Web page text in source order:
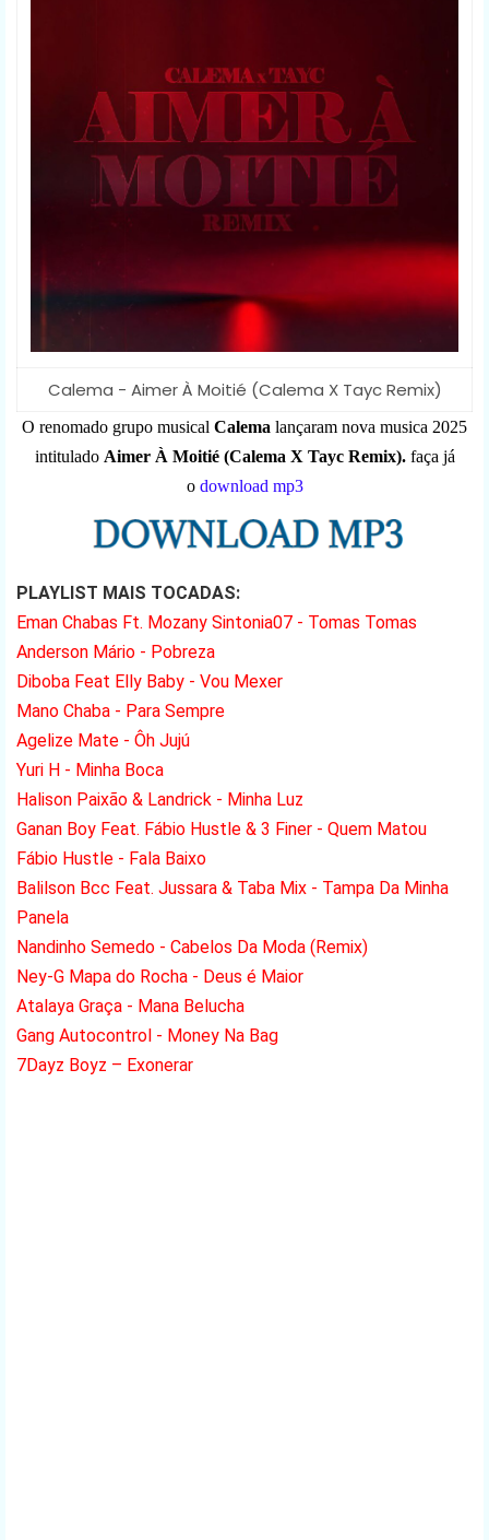
Calema - Aimer À Moitié (Calema X Tayc Remix)
O renomado grupo musical Calema lançaram nova musica 2025
intituladoAimer À Moitié (Calema X Tayc Remix). faça já
o download mp3
PLAYLIST MAIS TOCADAS:
Eman Chabas Ft. Mozany Sintonia07 - Tomas Tomas
Anderson Mário - Pobreza
Diboba Feat Elly Baby - Vou Mexer
Mano Chaba - Para Sempre
Agelize Mate - Ôh Jujú
Yuri H - Minha Boca
Halison Paixão & Landrick - Minha Luz
Ganan Boy Feat. Fábio Hustle & 3 Finer - Quem Matou
Fábio Hustle - Fala Baixo
Balilson Bcc Feat. Jussara & Taba Mix - Tampa Da Minha
Panela
Nandinho Semedo - Cabelos Da Moda (Remix)
Ney-G Mapa do Rocha - Deus é Maior
Atalaya Graça - Mana Belucha
Gang Autocontrol - Money Na Bag
7Dayz Boyz – Exonerar